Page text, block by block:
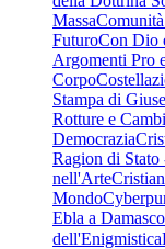
Massa
FuturoCon Dio
Argomenti Pro
Corpo
Stampa di
Rotture e
Democrazia
Ragion di
nell'Arte
Mondo
Ebla a Damasco
dell'Enigmistica